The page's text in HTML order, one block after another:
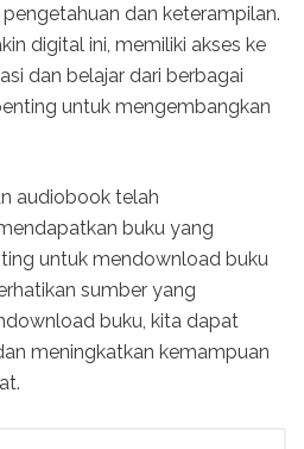
dan keterampilan.
digital ini, memiliki akses ke
dan belajar dari berbagai
untuk mengembangkan
audiobook telah
buku yang
untuk mendownload buku
sumber yang
buku, kita dapat
meningkatkan kemampuan